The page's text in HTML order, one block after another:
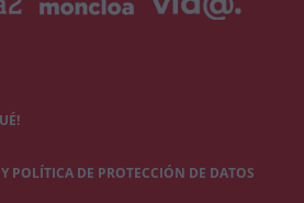
POLÍTICA DE PROTECCIÓN DE DATOS